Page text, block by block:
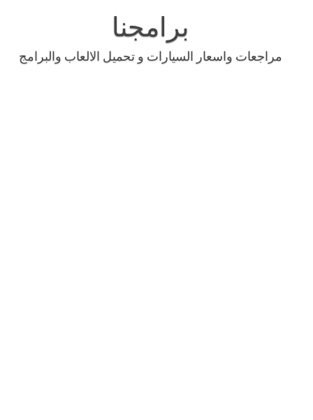
برامجنا
مراجعات واسعار السيارات و تحميل الالعاب والبرامج